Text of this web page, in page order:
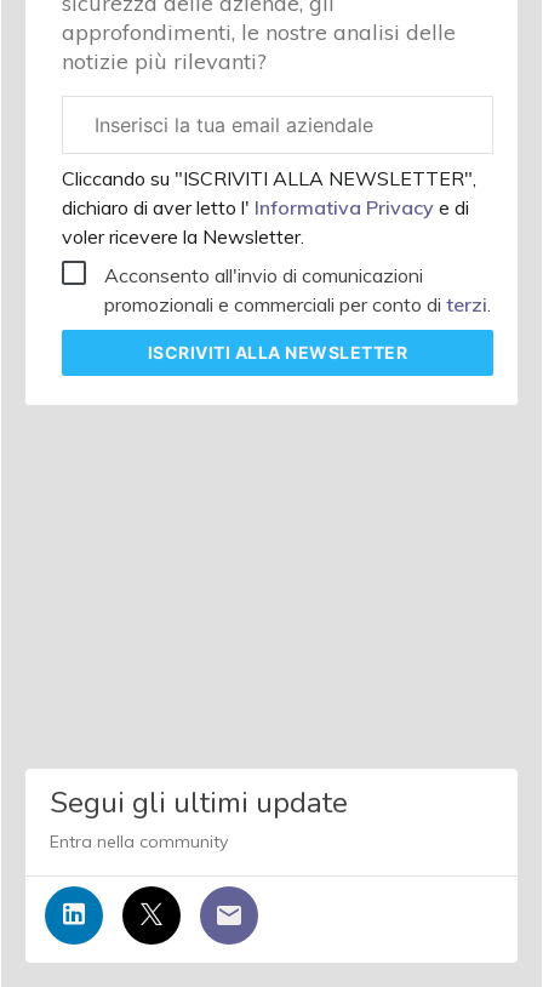
approfondimenti, le nostre analisi delle
notizie più rilevanti?
aziendale
Cliccando su "ISCRIVITI ALLA NEWSLETTER",
dichiaro di aver letto l' Informativa Privacy e di
voler ricevere la Newsletter.
Acconsento all'invio di comunicazioni
promozionali e commerciali per conto di terzi.
ISCRIVITI ALLA NEWSLETTER
Segui gli ultimi update
Entra nella community